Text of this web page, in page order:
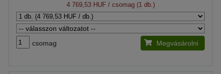
4 769,53 HUF/ csomag (1 db.)
csomag Megvásárolni